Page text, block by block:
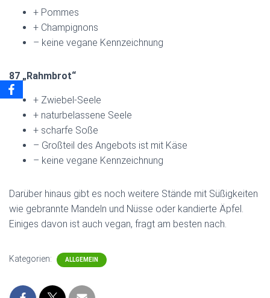
+ Pommes
+ Champignons
– keine vegane Kennzeichnung
87 „Rahmbrot“
+ Zwiebel-Seele
+ naturbelassene Seele
+ scharfe Soße
– Großteil des Angebots ist mit Käse
– keine vegane Kennzeichnung
Darüber hinaus gibt es noch weitere Stände mit Süßigkeiten
wie gebrannte Mandeln und Nüsse oder kandierte Äpfel.
Einiges davon ist auch vegan, fragt am besten nach.
Kategorien: ALLGEMEIN